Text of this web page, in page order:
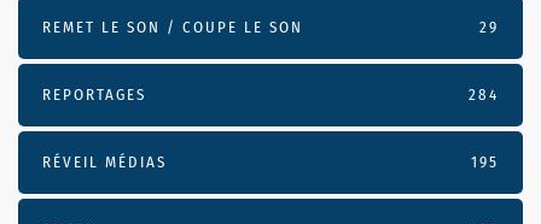
REMET LE SON / COUPE LE SON 29
REPORTAGES 284
RÉVEIL MÉDIAS 195